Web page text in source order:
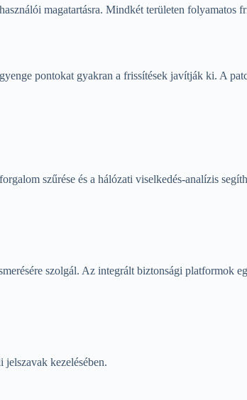
magatartásra. Mindkét területen folyamatos
pontokat gyakran a frissítések javítják ki. A
szűrése és a hálózati viselkedés-analízis
szolgál. Az integrált biztonsági platformok
jelszavak kezelésében.